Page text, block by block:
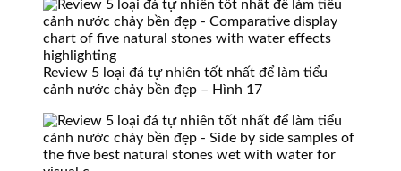
Review 5 loại đá tự nhiên tốt nhất để làm tiểu
cảnh nước chảy bền đẹp – Hình 17